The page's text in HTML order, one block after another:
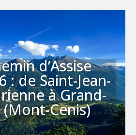
d’Assise
: de Saint-Jean-
à Grand-
Cenis)